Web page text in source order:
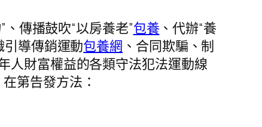
傳播鼓吹“以房養老”包養 、代辦“養
引導傳銷運動包養網 、合同欺騙、制
人財富權益的各類守法犯法運動線
第告發方法：